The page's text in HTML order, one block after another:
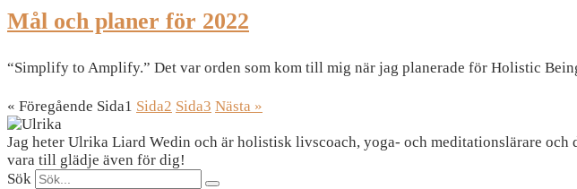
Mål och planer för 2022
“Simplify to Amplify.” Det var orden som kom till mig när jag planerade för Holistic
« Föregående Sida1 Sida2 Sida3 Nästa »
Jag heter Ulrika Liard Wedin och är holistisk livscoach, yoga- och meditationslärare
vara till glädje även för dig!
Sök